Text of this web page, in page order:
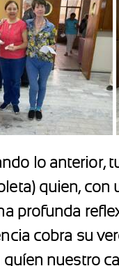
lo anterior,
quien, con
profunda
cobra su
nuestro